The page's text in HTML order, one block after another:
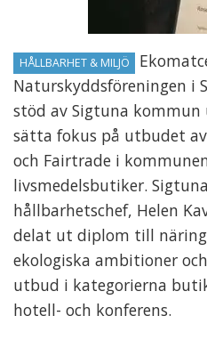
HÅLLBARHET & MILJÖ
Naturskyddsföreningen i
stöd av Sigtuna
sätta fokus på utbudet
och Fairtrade i
livsmedelsbutiker.
hållbarhetschef, Helen
delat ut diplom till
ekologiska ambitioner
utbud i kategorierna
hotell- och konferens.